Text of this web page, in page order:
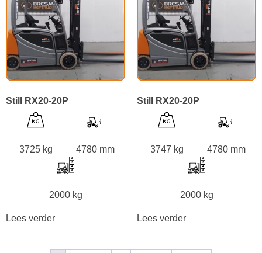
Still RX20-20P
3725 kg 4780 mm
2000 kg
Lees verder
Still RX20-20P
3747 kg 4780 mm
2000 kg
Lees verder